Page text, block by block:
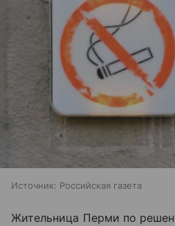
Источник: Российская газета
Жительница Перми по